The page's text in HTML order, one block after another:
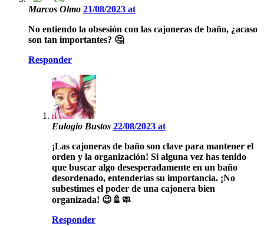
Marcos Olmo 21/08/2023 at
No entiendo la obsesión con las cajoneras de baño, ¿acaso
son tan importantes? 🤔
Responder
Eulogio Bustos 22/08/2023 at
¡Las cajoneras de baño son clave para mantener el
orden y la organización! Si alguna vez has tenido
que buscar algo desesperadamente en un baño
desordenado, entenderías su importancia. ¡No
subestimes el poder de una cajonera bien
organizada! 😉🚿🧼
Responder